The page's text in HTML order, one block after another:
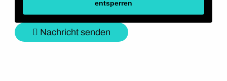
entsperren
Nachricht senden